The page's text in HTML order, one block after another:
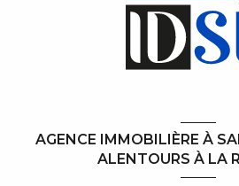
AGENCE IMMOBILIÈRE À
ALENTOURS À LA